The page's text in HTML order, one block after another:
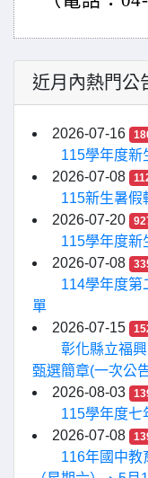
近月內熱門公
2026-07-16
115學年度新
2026-07-08
115新生暑假
2026-07-20
115學年度新
2026-07-08
114學年度第
單
2026-07-15
彰化縣立福
甄選簡章(一次公
2026-08-03
115學年度七
2026-07-08
116年國中教